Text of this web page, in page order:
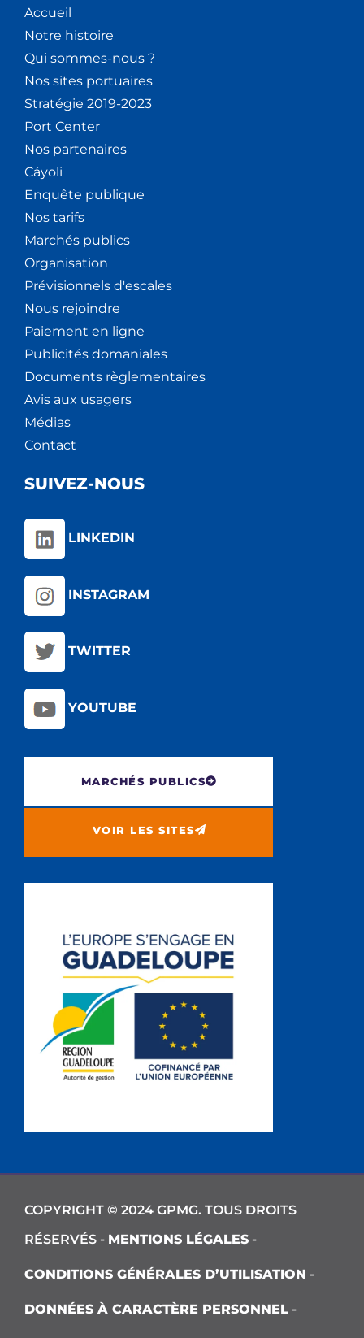
Accueil
Notre histoire
Qui sommes-nous ?
Nos sites portuaires
Stratégie 2019-2023
Port Center
Nos partenaires
Cáyoli
Enquête publique
Nos tarifs
Marchés publics
Organisation
Prévisionnels d'escales
Nous rejoindre
Paiement en ligne
Publicités domaniales
Documents règlementaires
Avis aux usagers
Médias
Contact
SUIVEZ-NOUS
LINKEDIN
INSTAGRAM
TWITTER
YOUTUBE
MARCHÉS PUBLICS
VOIR LES SITES
COPYRIGHT © 2024 GPMG. TOUS DROITS
RÉSERVÉS - MENTIONS LÉGALES -
CONDITIONS GÉNÉRALES D’UTILISATION -
DONNÉES À CARACTÈRE PERSONNEL -